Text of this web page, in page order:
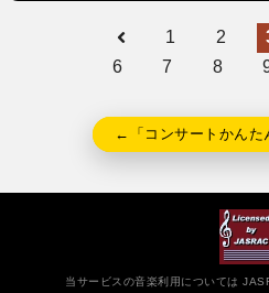
1 2
6
7 8
←「コンサートかんた
当サービスの音楽利用については